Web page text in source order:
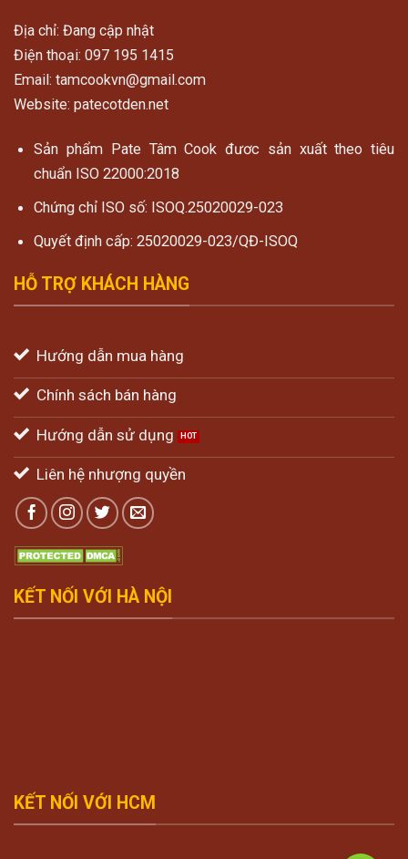
Địa chỉ: Đang cập nhật
Điện thoại: 097 195 1415
Email: tamcookvn@gmail.com
Website: patecotden.net
Sản phẩm Pate Tâm Cook đươc sản xuất theo tiêu
chuẩn ISO 22000:2018
Chứng chỉ ISO số: ISOQ.25020029-023
Quyết định cấp: 25020029-023/QĐ-ISOQ
HỖ TRỢ KHÁCH HÀNG
Hướng dẫn mua hàng
Chính sách bán hàng
Hướng dẫn sử dụng
Liên hệ nhượng quyền
KẾT NỐI VỚI HÀ NỘI
KẾT NỐI VỚI HCM